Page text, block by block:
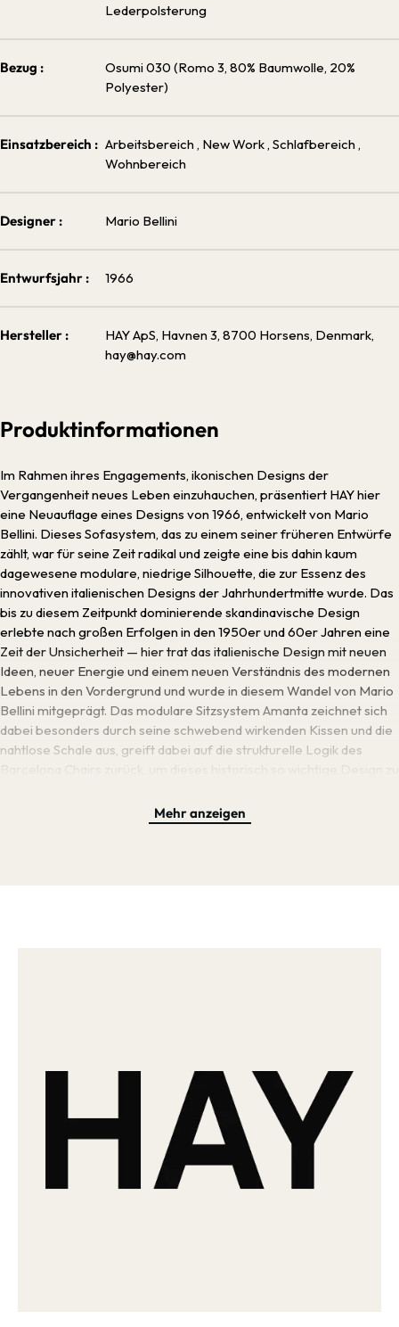
Lederpolsterung
Bezug :
Osumi 030 (Romo 3, 80% Baumwolle, 20%
Polyester)
Einsatzbereich : Arbeitsbereich , New Work , Schlafbereich ,
Wohnbereich
Designer : Mario Bellini
Entwurfsjahr : 1966
Hersteller :
HAY ApS, Havnen 3, 8700 Horsens, Denmark,
hay@hay.com
Produktinformationen
Im Rahmen ihres Engagements, ikonischen Designs der
Vergangenheit neues Leben einzuhauchen, präsentiert HAY hier
eine Neuauflage eines Designs von 1966, entwickelt von Mario
Bellini. Dieses Sofasystem, das zu einem seiner früheren Entwürfe
zählt, war für seine Zeit radikal und zeigte eine bis dahin kaum
dagewesene modulare, niedrige Silhouette, die zur Essenz des
innovativen italienischen Designs der Jahrhundertmitte wurde. Das
bis zu diesem Zeitpunkt dominierende skandinavische Design
erlebte nach großen Erfolgen in den 1950er und 60er Jahren eine
Zeit der Unsicherheit — hier trat das italienische Design mit neuen
Ideen, neuer Energie und einem neuen Verständnis des modernen
Lebens in den Vordergrund und wurde in diesem Wandel von Mario
Bellini mitgeprägt. Das modulare Sitzsystem Amanta zeichnet sich
dabei besonders durch seine schwebend wirkenden Kissen und die
nahtlose Schale aus, greift dabei auf die strukturelle Logik des
inzwischen solch ein wichtiger Meilenstein der Geschichte des
modernen Möbeldesigns, dass der Entwurf sogar in die ständige
internationale Ausrichtung der dänischen Marke — die italienischen
Designer jener Zeit hatten großen Einfluss auf die Art und Weise,
wie man bei HAY heute Designs betrachtet, deshalb ist diese
Amanta-Version mehr als nur eine Aktualisierung eines historischen
Klassikers, sondern vielmehr die Würdigung eines bahnbrechenden
Designs, dessen Einfluss bis heute spürbar ist.
Mehr anzeigen